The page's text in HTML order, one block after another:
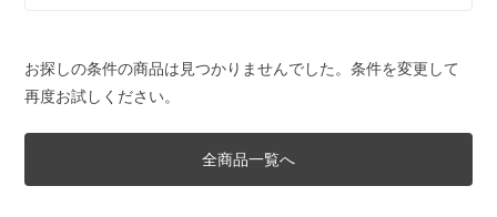
お探しの条件の商品は見つかりませんでした。条件を変更して
再度お試しください。
全商品一覧へ